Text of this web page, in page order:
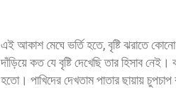
এই আকাশ মেঘে ভর্তি হতে, বৃষ্টি ঝরাতে
দাঁড়িয়ে কত যে বৃষ্টি দেখেছি তার হিসাব
হতো। পাখিদের দেখতাম পাতার ছায়ায়